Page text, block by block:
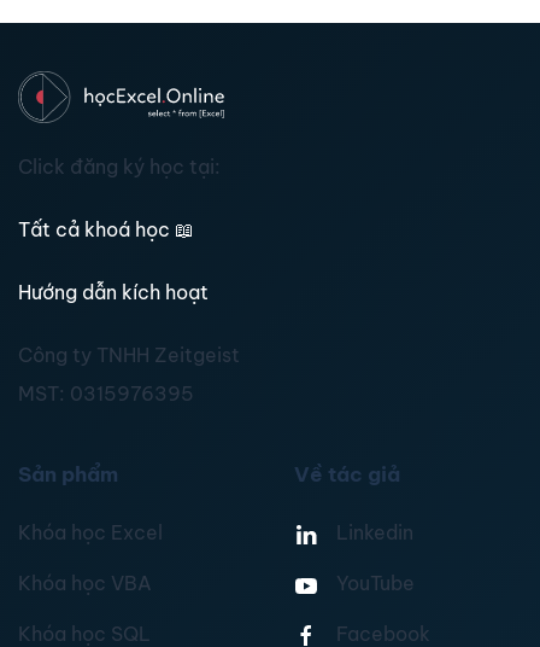
Click đăng ký học tại:
Tất cả khoá học 📖
Hướng dẫn kích hoạt
Công ty TNHH Zeitgeist
MST: 0315976395
Sản phẩm
Khóa học Excel
Khóa học VBA
Khóa học SQL
Về tác giả
Linkedin
YouTube
Facebook